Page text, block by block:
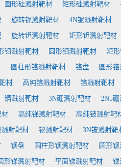
圆形硅溅射靶材 矩形硅溅射靶材
旋转铌溅射靶材 4N铌溅射靶材
旋转钽溅射靶材 矩形钽溅射靶材
钼溅射靶材 圆形钼溅射靶材 矩
圆柱形铬溅射靶材 铬盘 圆形
材 高纯铬溅射靶材 铬溅射靶材
镉溅射靶材 3N硼溅射靶材 2N5
材 高纯锑溅射靶材 高纯铍溅射靶
射靶材 铋溅射靶材 3N铍溅射靶
钡盘 圆柱形钡溅射靶材 圆形
形锑溅射靶材 平面锑溅射靶材 锑